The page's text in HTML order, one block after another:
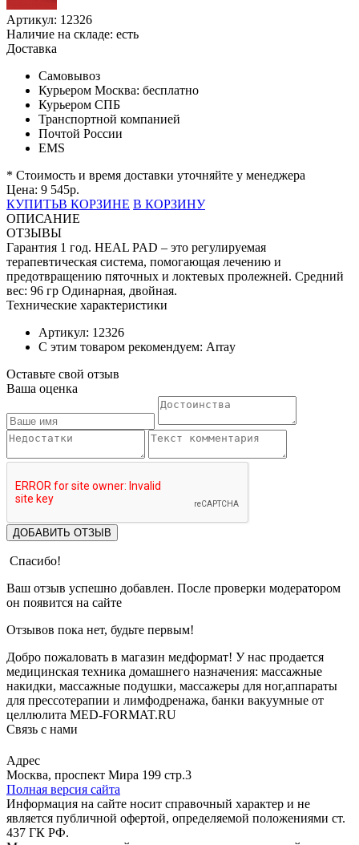
Артикул: 12326
Наличие на складе: есть
Доставка
Самовывоз
Курьером Москва: бесплатно
Курьером СПБ
Транспортной компанией
Почтой России
EMS
* Стоимость и время доставки уточняйте у менеджера
Цена: 9 545р.
КУПИТЬВ КОРЗИНЕ В КОРЗИНУ
ОПИСАНИЕ
ОТЗЫВЫ
Гарантия 1 год. HEAL PAD – это регулируемая
терапевтическая система, помогающая лечению и
предотвращению пяточных и локтевых пролежней. Средний
вес: 96 гр Одинарная, двойная.
Технические характеристики
Артикул: 12326
С этим товаром рекомендуем: Array
Оставьте свой отзыв
Ваша оценка
ДОБАВИТЬ ОТЗЫВ
Спасибо!
Ваш отзыв успешно добавлен. После проверки модератором
он появится на сайте
Отзывов пока нет, будьте первым!
Добро пожаловать в магазин медформат! У нас продается
медицинская техника домашнего назначения: массажные
накидки, массажные подушки, массажеры для ног,аппараты
для прессотерапии и лимфодренажа, банки вакуумные от
целлюлита MED-FORMAT.RU
Связь с нами
Адрес
Москва, проспект Мира 199 стр.3
Полная версия сайта
Информация на сайте носит справочный характер и не
является публичной офертой, определяемой положениями ст.
437 ГК РФ.